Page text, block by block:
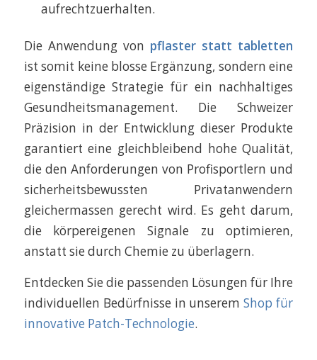
aufrechtzuerhalten.
Die Anwendung von pflaster statt tabletten
ist somit keine blosse Ergänzung, sondern eine
eigenständige Strategie für ein nachhaltiges
Gesundheitsmanagement. Die Schweizer
Präzision in der Entwicklung dieser Produkte
garantiert eine gleichbleibend hohe Qualität,
die den Anforderungen von Profisportlern und
sicherheitsbewussten Privatanwendern
gleichermassen gerecht wird. Es geht darum,
die körpereigenen Signale zu optimieren,
anstatt sie durch Chemie zu überlagern.
Entdecken Sie die passenden Lösungen für Ihre
individuellen Bedürfnisse in unseremShop für
innovative Patch-Technologie.